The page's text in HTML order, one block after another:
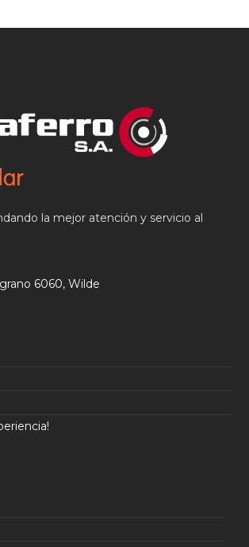
la mejor atención y servicio al
6060, Wilde